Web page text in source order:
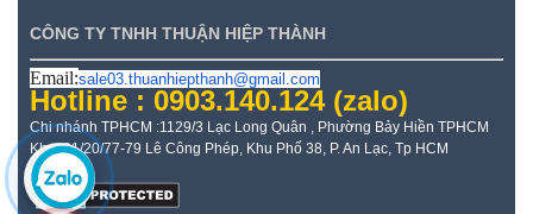
CÔNG TY TNHH THUẬN HIỆP THÀNH
Email:sale03.thuanhiepthanh@gmail.com
Hotline : 0903.140.124 (zalo)
Chi nhánh TPHCM :1129/3 Lạc Long Quân , Phường Bảy Hiền TPHCM
Kho: 21/20/77-79 Lê Công Phép, Khu Phố 38, P. An Lạc, Tp HCM